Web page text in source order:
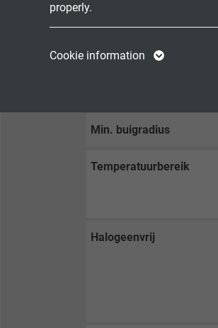
properly.
Purpose
selected tracking
opt-in settings.
Cookie information
TECHNISCHE DATA
Nominale spanning
Min. buigradius
Temperatuurbereik
Halogeenvrij